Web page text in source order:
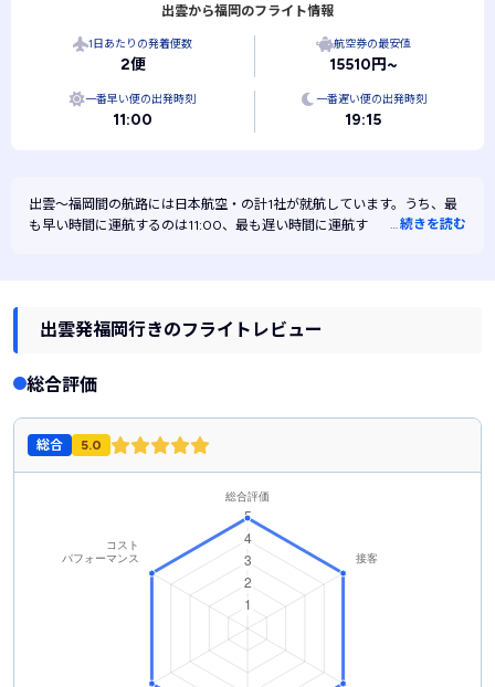
出雲から福岡のフライト情報
1日あたりの発着便数
2便
航空券の最安値
15510円~
一番早い便の出発時刻
11:00
一番遅い便の出発時刻
19:15
出雲～福岡間の航路には 日本航空・ の計1社が就航しています。うち、最
も早い時間に運航するのは11:00、最も遅い時間に運航するのは19:15で
…続きを読む
出雲発福岡行きのフライトレビュー
総合評価
総合 5.0